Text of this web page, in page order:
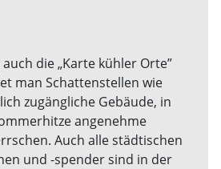
die „Karte kühler Orte”
man Schattenstellen wie
zugängliche Gebäude, in
angenehme
Auch alle städtischen
und -spender sind in der